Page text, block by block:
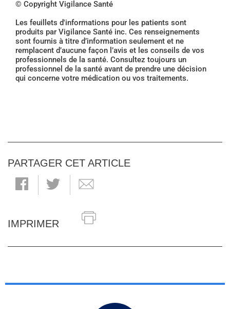
© Copyright Vigilance Santé
Les feuillets d'informations pour les patients sont
produits par Vigilance Santé inc. Ces renseignements
sont fournis à titre d’information seulement et ne
remplacent d’aucune façon l’avis et les conseils de vos
professionnels de la santé. Consultez toujours un
professionnel de la santé avant de prendre une décision
qui concerne votre médication ou vos traitements.
PARTAGER CET ARTICLE
IMPRIMER